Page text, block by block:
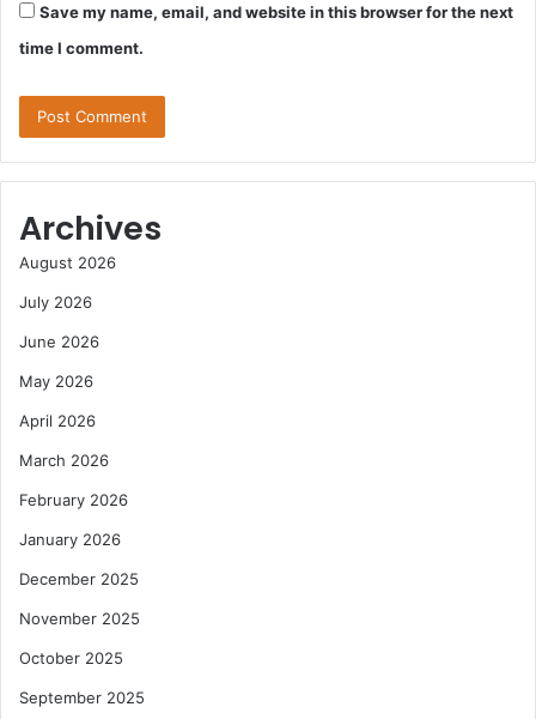
Save my name, email, and website in this browser for the next
time I comment.
Archives
August 2026
July 2026
June 2026
May 2026
April 2026
March 2026
February 2026
January 2026
December 2025
November 2025
October 2025
September 2025